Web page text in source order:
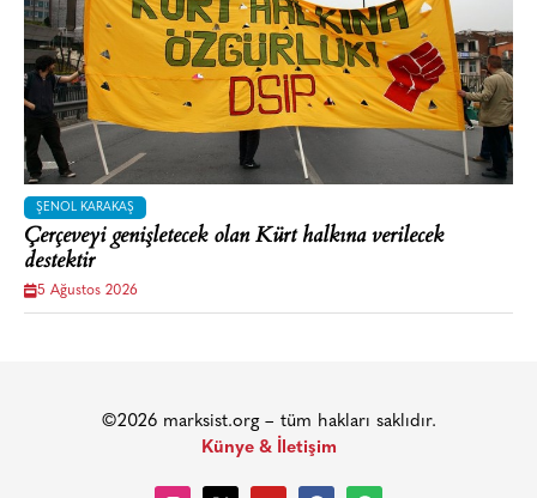
ŞENOL KARAKAŞ
Çerçeveyi genişletecek olan Kürt halkına verilecek
destektir
5 Ağustos 2026
©2026 marksist.org – tüm hakları saklıdır.
Künye & İletişim